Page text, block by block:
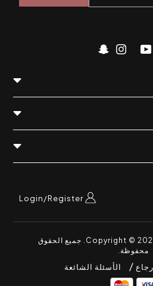
Login/Register
Copyright © . جميع الحقوق
محفوظة.
الأسئلة الشائعة